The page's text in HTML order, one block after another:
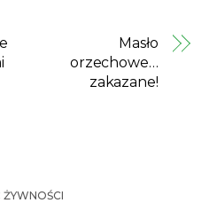
Masło
orzechowe…
zakazane!